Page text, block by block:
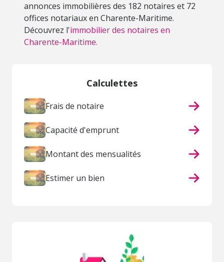
annonces immobilières des 182 notaires et 72
offices notariaux en Charente-Maritime.
Découvrez l'immobilier des notaires en
Charente-Maritime.
Calculettes
Frais de notaire
Capacité d'emprunt
Montant des mensualités
Estimer un bien